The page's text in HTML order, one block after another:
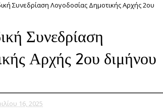
Συνεδρίαση Λογοδοσίας Δημοτικής Αρχής 2ου
Συνεδρίαση
Αρχής 2ου διμήνου
16, 2025